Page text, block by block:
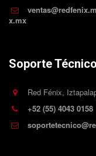
x.mx
Soporte Técnico
Red Fénix,
+52 (55) 4043 0158